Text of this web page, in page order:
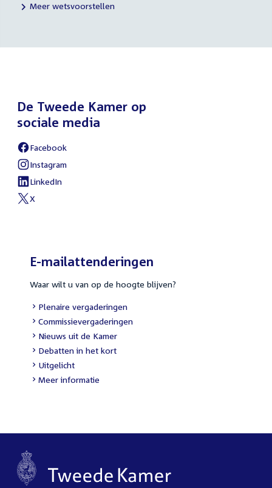
Meer wetsvoorstellen
De Tweede Kamer op
sociale media
External
link:
Facebook
External
link:
Instagram
External
link:
LinkedIn
External
X
E-mailattenderingen
Waar wilt u van op de hoogte blijven?
External
link:
Plenaire vergaderingen
External
link:
Commissievergaderingen
External
link:
Nieuws uit de Kamer
External
link:
Debatten in het kort
External
link:
Uitgelicht
Meer informatie